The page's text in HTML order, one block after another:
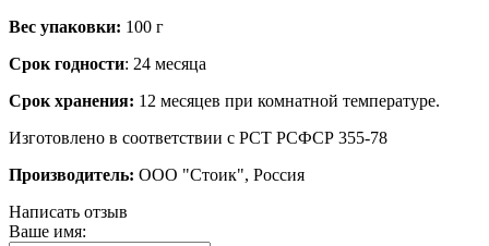
Вес упаковки: 100 г
Срок годности: 24 месяца
Срок хранения: 12 месяцев при комнатной температуре.
Изготовлено в соответствии с РСТ РСФСР 355-78
Производитель: ООО "Стоик", Россия
Написать отзыв
Ваше имя: